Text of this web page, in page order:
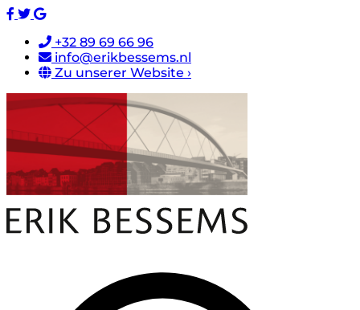
+32 89 69 66 96
info@erikbessems.nl
Zu unserer Website ›